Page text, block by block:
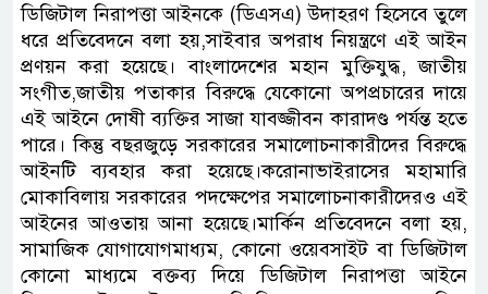
ডিজিটাল নিরাপত্তা আইনকে (ডিএসএ) উদাহরণ হিসেবে তুলে
ধরে প্রতিবেদনে বলা হয়,সাইবার অপরাধ নিয়ন্ত্রণে এই আইন
প্রণয়ন করা হয়েছে। বাংলাদেশের মহান মুক্তিযুদ্ধ, জাতীয়
সংগীত,জাতীয় পতাকার বিরুদ্ধে যেকোনো অপপ্রচারের দায়ে
এই আইনে দোষী ব্যক্তির সাজা যাবজ্জীবন কারাদণ্ড পর্যন্ত হতে
পারে। কিন্তু বছরজুড়ে সরকারের সমালোচনাকারীদের বিরুদ্ধে
আইনটি ব্যবহার করা হয়েছে।করোনাভাইরাসের মহামারি
মোকাবিলায় সরকারের পদক্ষেপের সমালোচনাকারীদেরও এই
আইনের আওতায় আনা হয়েছে।মার্কিন প্রতিবেদনে বলা হয়,
সামাজিক যোগাযোগমাধ্যম, কোনো ওয়েবসাইট বা ডিজিটাল
কোনো মাধ্যমে বক্তব্য দিয়ে ডিজিটাল নিরাপত্তা আইনে